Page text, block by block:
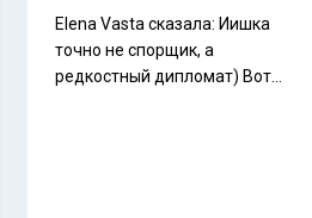
Elena Vasta сказалa: Иишка
точно не спорщик, а
редкостный дипломат) Вот,